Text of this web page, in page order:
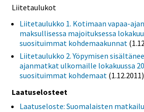
Liitetaulukot
Liitetaulukko 1. Kotimaan vapaa-
maksullisessa majoituksessa
suosituimmat kohdemaakunnat
Liitetaulukko 2. Yöpymisen
ajanmatkat ulkomaille lokakuussa
suosituimmat kohdemaat (1.12.2011)
Laatuselosteet
Laatuseloste: Suomalaisten matkailu